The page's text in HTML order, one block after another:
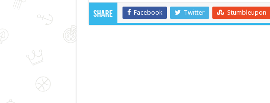
Share Facebook Twitter Stumbleupon